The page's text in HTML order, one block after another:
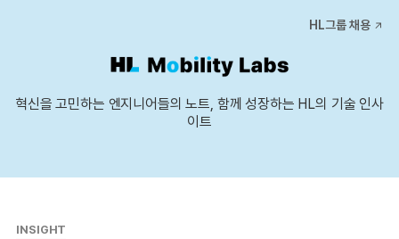
HL그룹 채용
혁신을 고민하는 엔지니어들의 노트, 함께 성장하는 HL의 기술 인사
이트
INSIGHT